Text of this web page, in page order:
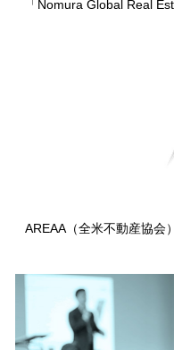
「Nomura Global Real
AREAA（全米不動産協会